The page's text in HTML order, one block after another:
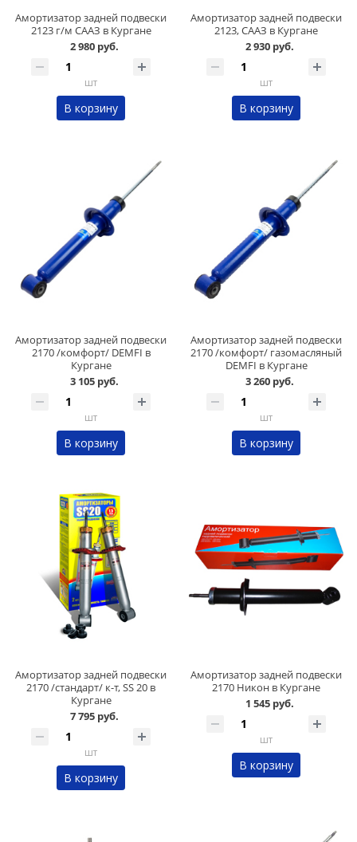
Амортизатор задней подвески
2123 г/м СААЗ в Кургане
2 980 руб.
шт
В корзину
Амортизатор задней подвески
2123, СААЗ в Кургане
2 930 руб.
шт
В корзину
Амортизатор задней подвески
2170 /комфорт/ DEMFI в
Кургане
3 105 руб.
шт
В корзину
Амортизатор задней подвески
2170 /комфорт/ газомасляный
DEMFI в Кургане
3 260 руб.
шт
В корзину
Амортизатор задней подвески
2170 /стандарт/ к-т, SS 20 в
Кургане
7 795 руб.
шт
В корзину
Амортизатор задней подвески
2170 Никон в Кургане
1 545 руб.
шт
В корзину